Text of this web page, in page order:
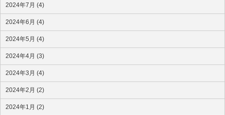
2024年7月 (4)
2024年6月 (4)
2024年5月 (4)
2024年4月 (3)
2024年3月 (4)
2024年2月 (2)
2024年1月 (2)